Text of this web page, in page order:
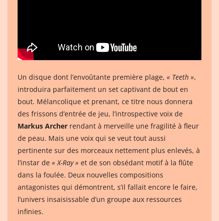
Un disque dont l’envoûtante première plage, « Teeth »,
introduira parfaitement un set captivant de bout en
bout. Mélancolique et prenant, ce titre nous donnera
des frissons d’entrée de jeu, l’introspective voix de
Markus Archer rendant à merveille une fragilité à fleur
de peau. Mais une voix qui se veut tout aussi
pertinente sur des morceaux nettement plus enlevés, à
l’instar de « X-Ray » et de son obsédant motif à la flûte
dans la foulée. Deux nouvelles compositions
antagonistes qui démontrent, s’il fallait encore le faire,
l’univers insaisissable d’un groupe aux ressources
infinies.